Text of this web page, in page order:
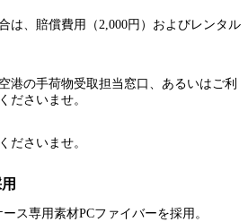
は、賠償費用（2,000円）およびレンタル
港の手荷物受取担当窓口、あるいはご利
ださいませ。
ださいませ。
ス専用素材PCファイバーを採用。